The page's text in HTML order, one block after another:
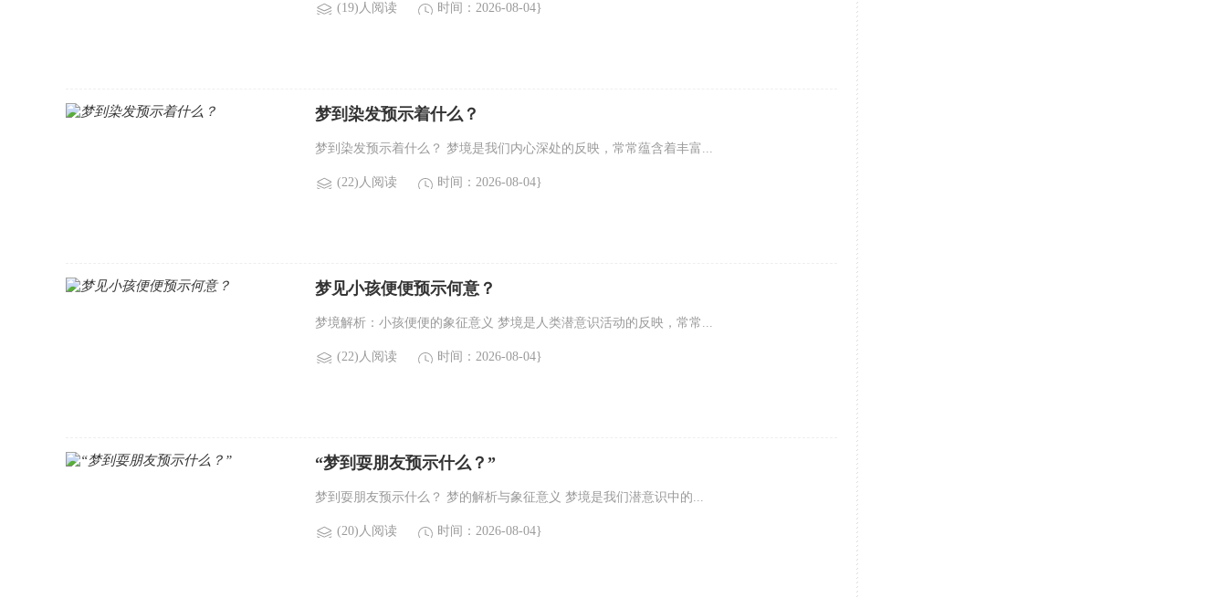
(19)人阅读 时间：2026-08-04}
梦到染发预示着什么？
梦到染发预示着什么？ 梦境是我们内心深处的反映，常常蕴含着丰富...
(22)人阅读 时间：2026-08-04}
梦见小孩便便预示何意？
梦境解析：小孩便便的象征意义 梦境是人类潜意识活动的反映，常常...
(22)人阅读 时间：2026-08-04}
“梦到耍朋友预示什么？”
梦到耍朋友预示什么？ 梦的解析与象征意义 梦境是我们潜意识中的...
(20)人阅读 时间：2026-08-04}